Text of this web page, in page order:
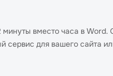
минуты вместо часа в
сервис для вашего сайта